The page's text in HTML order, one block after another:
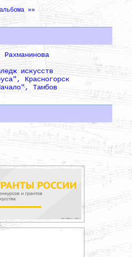
»»
искусств
Красногорск
Тамбов